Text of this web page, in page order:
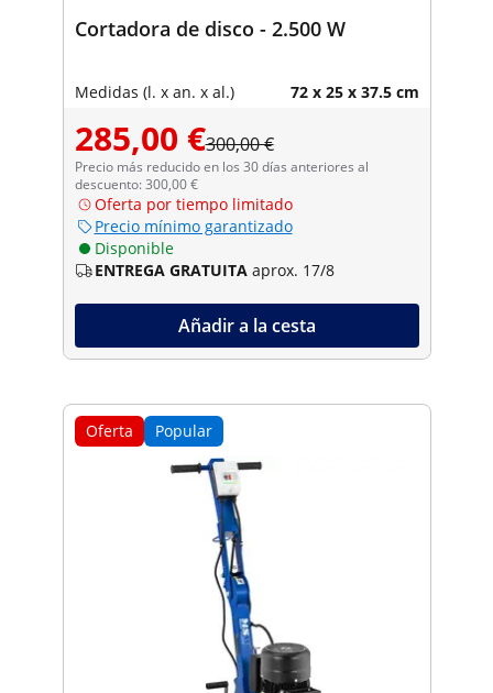
Cortadora de disco - 2.500 W
Medidas (l. x an. x al.) 72 x 25 x 37.5 cm
285,00 €300,00 €
Precio más reducido en los 30 días anteriores al
descuento: 300,00 €
Oferta por tiempo limitado
Precio mínimo garantizado
Disponible
ENTREGA GRATUITA aprox. 17/8
Añadir a la cesta
Oferta Popular